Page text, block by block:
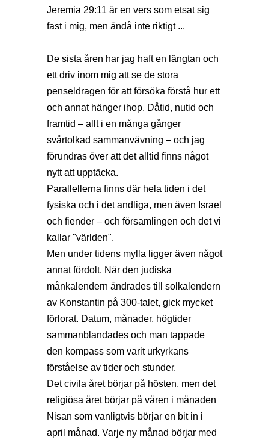
Jeremia 29:11 är en vers som etsat sig
fast i mig, men ändå inte riktigt ...
De sista åren har jag haft en längtan och
ett driv inom mig att se de stora
penseldragen för att försöka förstå hur ett
och annat hänger ihop. Dåtid, nutid och
framtid – allt i en många gånger
svårtolkad sammanvävning – och jag
förundras över att det alltid finns något
nytt att upptäcka.
Parallellerna finns där hela tiden i det
fysiska och i det andliga, men även Israel
och fiender – och församlingen och det vi
kallar "världen".
Men under tidens mylla ligger även något
annat fördolt. När den judiska
månkalendern ändrades till solkalendern
av Konstantin på 300-talet, gick mycket
förlorat. Datum, månader, högtider
sammanblandades och man tappade
den kompass som varit urkyrkans
förståelse av tider och stunder.
Det civila året börjar på hösten, men det
religiösa året börjar på våren i månaden
Nisan som vanligtvis börjar en bit in i
april månad. Varje ny månad börjar med